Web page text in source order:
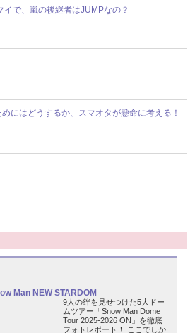
で、嵐の後継者はJUMPなの？
にはどうするか、スマオタが懸命に考える！
Man NEW STARDOM
9人の絆を見せつけた5大ドー
ムツアー「Snow Man Dome
Tour 2025-2026 ON」を徹底
フォトレポート！ ここでしか